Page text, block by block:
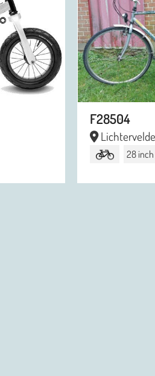
F28504
Lichtervelde
28 inch